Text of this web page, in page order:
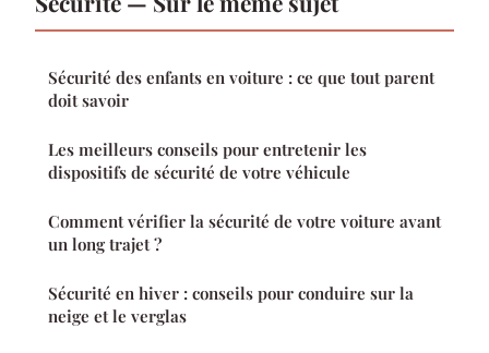
Sécurité des enfants en voiture : ce que tout parent
doit savoir
Les meilleurs conseils pour entretenir les
dispositifs de sécurité de votre véhicule
Comment vérifier la sécurité de votre voiture avant
un long trajet ?
Sécurité en hiver : conseils pour conduire sur la
neige et le verglas